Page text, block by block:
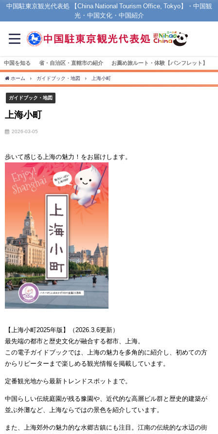
中国駐東京観光代表処 【China National Tourism Office, Tokyo】・中国観
光・中国文化・中国紹介
中国を知る 省・自治区・直轄市の紹介 お薦め旅ルート・体験【パンフレット】
ホーム ガイドブック・地図 上海小町
ガイドブック・地図
上海小町
2026-03-05
歩いて感じる上海の魅力！をお届けします。
【上海小町2025年版】（2026.3.6更新）
最先端の都市と歴史文化が融合する都市、上海。
この電子ガイドブックでは、上海の魅力を多角的に紹介し、初めての方
からリピーターまで楽しめる観光情報を掲載しています。
定番観光地から最新トレンドスポットまで。
中国らしい伝統庭園が残る豫園や、近代的な高層ビル群と歴史的建築が
並ぶ外灘など、上海ならではの景色を紹介しています。
また、上海郊外の魅力的な水郷古鎮にも注目。江南の伝統的な水辺の街